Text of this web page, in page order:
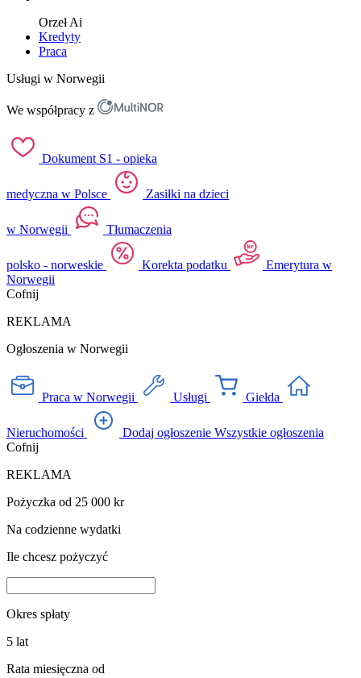
OrzełAi
Kredyty
Praca
Usługi w Norwegii
We współpracy z
Dokument S1 - opieka
medyczna w Polsce Zasiłki na dzieci
w Norwegii Tłumaczenia
polsko - norweskie Korekta podatku
Emerytura w
Norwegii
Cofnij
REKLAMA
Ogłoszenia w Norwegii
Praca w Norwegii Usługi Giełda
Nieruchomości Dodaj ogłoszenie Wszystkie ogłoszenia
Cofnij
REKLAMA
Pożyczka od 25 000 kr
Na codzienne wydatki
Ile chcesz pożyczyć
Okres spłaty
5 lat
Rata miesięczna od